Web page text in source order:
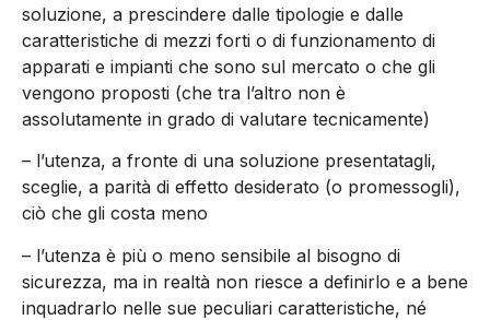
soluzione, a prescindere dalle tipologie e dalle
caratteristiche di mezzi forti o di funzionamento di
apparati e impianti che sono sul mercato o che gli
vengono proposti (che tra l’altro non è
assolutamente in grado di valutare tecnicamente)
– l’utenza, a fronte di una soluzione presentatagli,
sceglie, a parità di effetto desiderato (o promessogli),
ciò che gli costa meno
– l’utenza è più o meno sensibile al bisogno di
sicurezza, ma in realtà non riesce a definirlo e a bene
inquadrarlo nelle sue peculiari caratteristiche, né